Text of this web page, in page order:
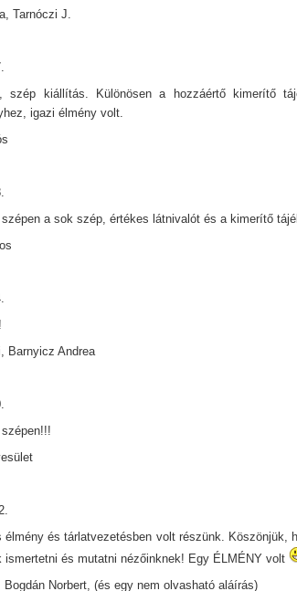
Tarnóczi J.
szép kiállítás. Különösen a hozzáértő kimerítő
igazi élmény volt.
szépen a sok szép, értékes látnivalót és a kimerítő
Barnyicz Andrea
élmény és tárlatvezetésben volt részünk. Köszönjük,
ismertetni és mutatni nézőinknek! Egy ÉLMÉNY volt
Norbert, (és egy nem olvasható aláírás)